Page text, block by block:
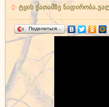
ტყის ქათამზე
Поделиться…